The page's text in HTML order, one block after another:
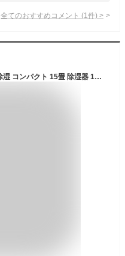
全てのおすすめコメント (1 件) >
KLOUDIC 除湿機 衣類乾燥 梅雨 強力除湿 コンパクト 15畳 除湿器 1000ml大容量 ペルチェ式 7色ランプ 省エネ 部屋干し対策 カビ対策 自動停止 軽量 静音 エクプラ特選 クローゼット お風呂場 台所 オフィス ギフト最適 PSE認証済み